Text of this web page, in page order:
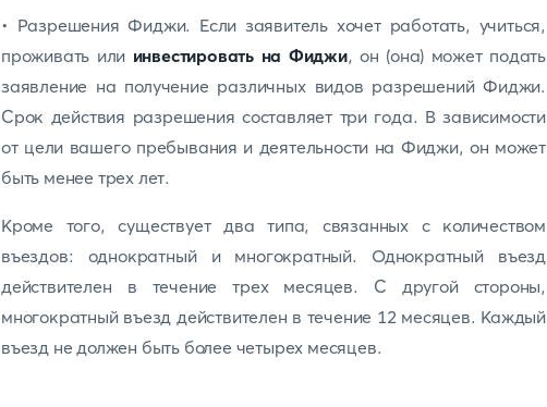
• Разрешения Фиджи. Если заявитель хочет работать, учиться,
проживать или инвестировать на Фиджи, он (она) может подать
заявление на получение различных видов разрешений Фиджи.
Срок действия разрешения составляет три года. В зависимости
от цели вашего пребывания и деятельности на Фиджи, он может
быть менее трех лет.
Кроме того, существует два типа, связанных с количеством
въездов: однократный и многократный. Однократный въезд
действителен в течение трех месяцев. С другой стороны,
многократный въезд действителен в течение 12 месяцев. Каждый
въезд не должен быть более четырех месяцев.